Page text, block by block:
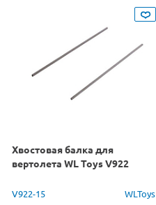
Хвостовая балка для
вертолета WL Toys V922
V922-15 WLToys